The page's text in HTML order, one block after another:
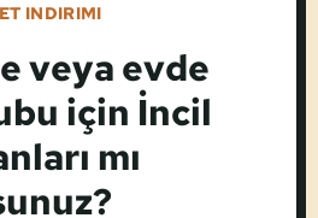
INDIRIMI
veya evde
için İncil
mı